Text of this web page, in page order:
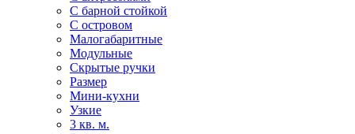
С барной стойкой
С островом
Малогабаритные
Модульные
Скрытые ручки
Размер
Мини-кухни
Узкие
3 кв. м.